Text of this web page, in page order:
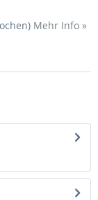
Mehr Info »